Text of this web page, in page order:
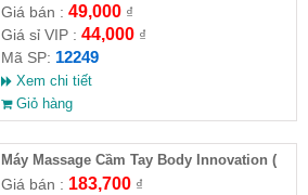
chiều tự động bay về
Giá bán : 49,000₫
Giá sỉ VIP : 44,000₫
Mã SP: 12249
Xem chi tiết
Giỏ hàng
Máy Massage Cầm Tay Body Innovation (
HĐ )
Giá bán : 183,700₫